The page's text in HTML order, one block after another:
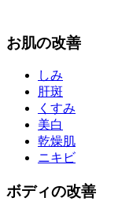
お肌の改善
しみ
肝斑
くすみ
美白
乾燥肌
ニキビ
ボディの改善